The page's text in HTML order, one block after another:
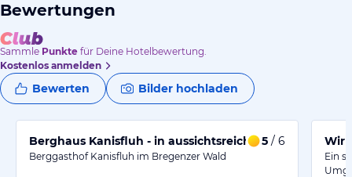
Bewertungen
Sammle Punkte für Deine Hotelbewertung.
Kostenlos anmelden
Bewerten Bilder hochladen
Berghaus Kanisfluh - in aussichtsreicher Lage
5 / 6
Berggasthof Kanisfluh im Bregenzer Wald
Wir
Ein